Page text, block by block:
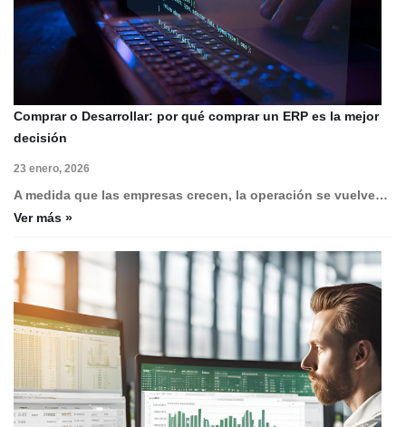
Comprar o Desarrollar: por qué comprar un ERP es la mejor
decisión
23 enero, 2026
A medida que las empresas crecen, la operación se vuelve…
Ver más »